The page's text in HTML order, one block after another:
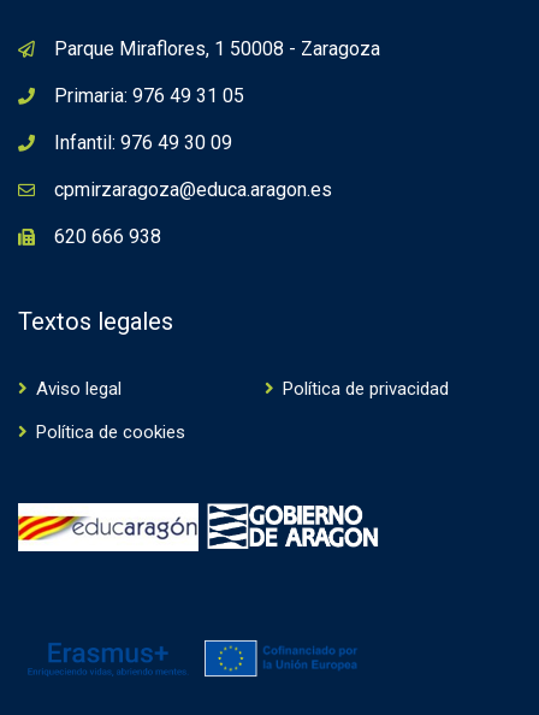
Parque Miraflores, 1 50008 - Zaragoza
Primaria: 976 49 31 05
Infantil: 976 49 30 09
cpmirzaragoza@educa.aragon.es
620 666 938
Textos legales
Aviso legal
Política de privacidad
Política de cookies